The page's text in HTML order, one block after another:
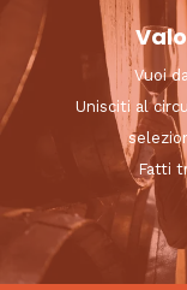
Vuoi
Unisciti al
Fatti